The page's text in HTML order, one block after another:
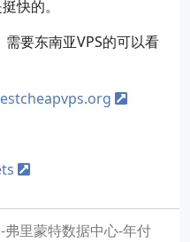
快的。
要东南亚VPS的可以看
弗里蒙特数据中心-年付